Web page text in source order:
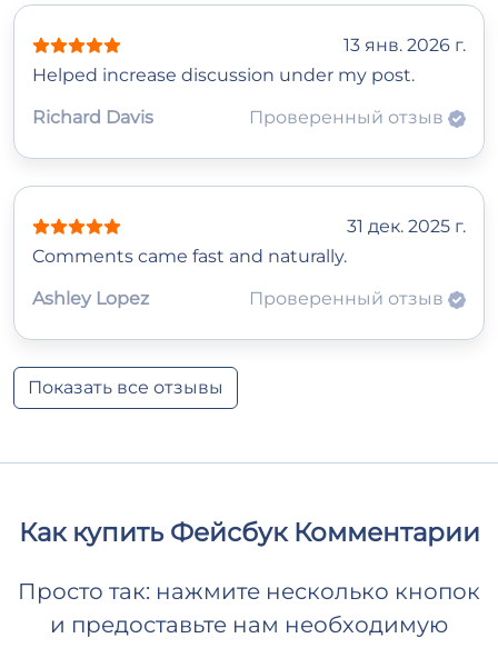
13 янв. 2026 г.
Helped increase discussion under my post.
Richard Davis
Проверенный отзыв
31 дек. 2025 г.
Comments came fast and naturally.
Ashley Lopez
Проверенный отзыв
Показать все отзывы
Как купить Фейсбук Комментарии
Просто так: нажмите несколько кнопок
и предоставьте нам необходимую